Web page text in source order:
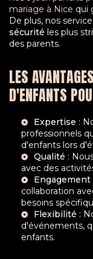
mariage à Nice qui
De plus, nos
sécurité les plus
des parents.
LES
D'ENFANTS
Expertise :
professionnels
d'enfants lors
Qualité :
avec des
collaboration
besoins
Flexibilité :
d'événements,
enfants.